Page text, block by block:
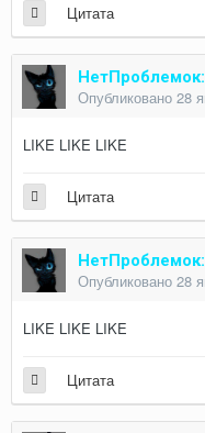
Цитата
Опубликовано 28
LIKE LIKE LIKE
Цитата
Опубликовано 28
LIKE LIKE LIKE
Цитата